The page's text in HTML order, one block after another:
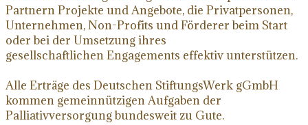
Partnern Projekte und Angebote, die Privatpersonen,
Unternehmen, Non-Profits und Förderer beim Start
oder bei der Umsetzung ihres
gesellschaftlichen Engagements effektiv unterstützen.
Alle Erträge des Deutschen StiftungsWerk gGmbH
kommen gemeinnützigen Aufgaben der
Palliativversorgung bundesweit zu Gute.